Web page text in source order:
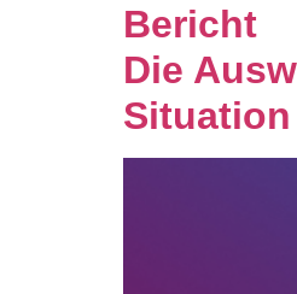
Bericht
Die